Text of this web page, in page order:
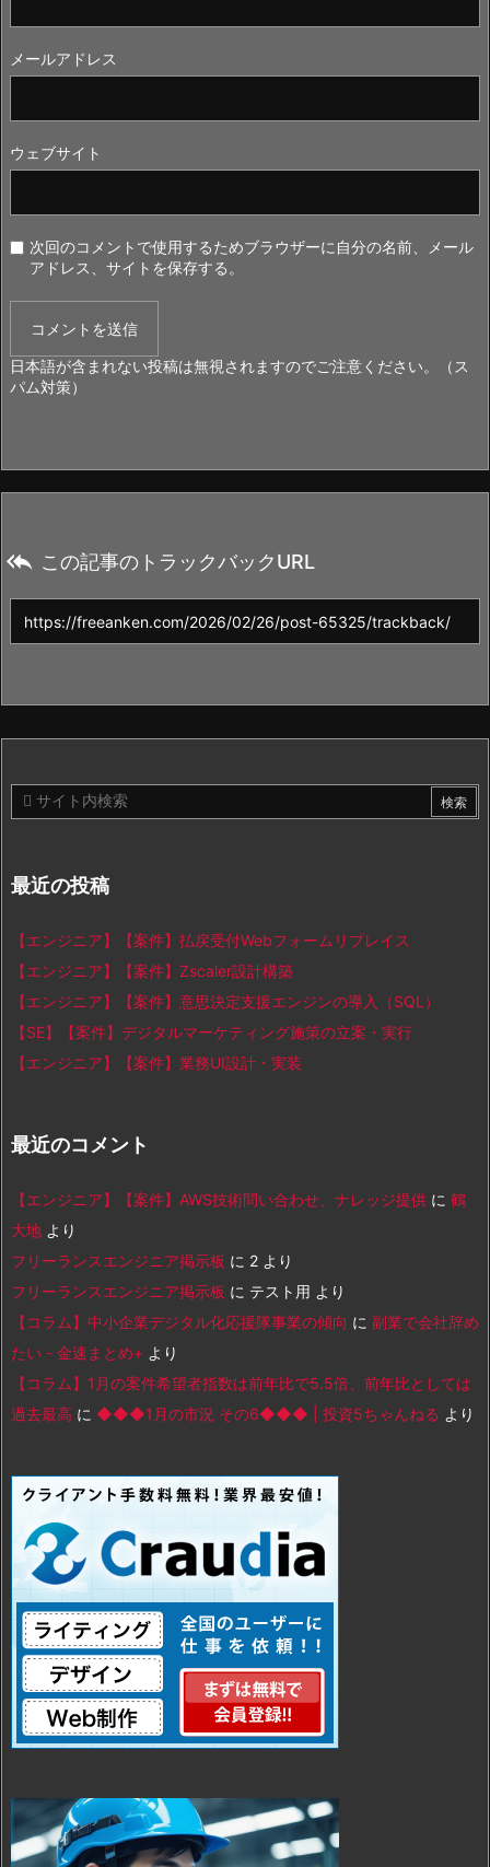
メールアドレス
ウェブサイト
次回のコメントで使用するためブラウザーに自分の名前、メール
アドレス、サイトを保存する。
日本語が含まれない投稿は無視されますのでご注意ください。（ス
パム対策）
 この記事のトラックバックURL
最近の投稿
【エンジニア】【案件】払戻受付Webフォームリプレイス
【エンジニア】【案件】Zscaler設計構築
【エンジニア】【案件】意思決定支援エンジンの導入（SQL）
【SE】【案件】デジタルマーケティング施策の立案・実行
【エンジニア】【案件】業務UI設計・実装
最近のコメント
【エンジニア】【案件】AWS技術問い合わせ、ナレッジ提供 に 鶴
大地 より
フリーランスエンジニア掲示板 に 2 より
フリーランスエンジニア掲示板 に テスト用 より
【コラム】中小企業デジタル化応援隊事業の傾向 に 副業で会社辞め
たい - 金速まとめ+ より
【コラム】1月の案件希望者指数は前年比で5.5倍、前年比としては
過去最高 に ◆◆◆1月の市況 その6◆◆◆ | 投資5ちゃんねる より